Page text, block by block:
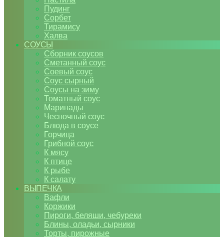
Пудинг
Сорбет
Тирамису
Халва
СОУСЫ
Сборник соусов
Сметанный соус
Соевый соус
Соус сырный
Соусы на зиму
Томатный соус
Маринады
Чесночный соус
Блюда в соусе
Горчица
Грибной соус
К мясу
К птице
К рыбе
К салату
ВЫПЕЧКА
Вафли
Коржики
Пироги, беляши, чебуреки
Блины, оладьи, сырники
Торты, пирожные